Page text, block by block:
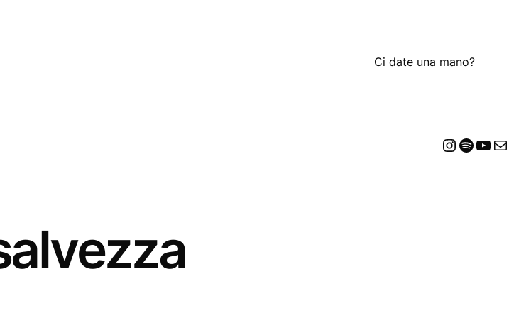
Ci date una mano?